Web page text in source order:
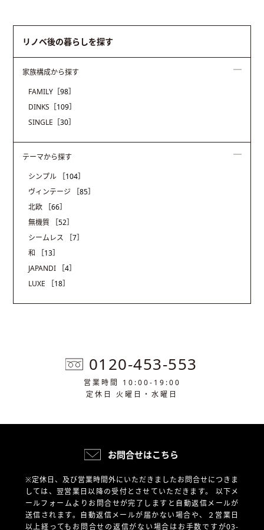
リノベ後の暮らしを探す
家族構成から探す
FAMILY ［98］
DINKS ［109］
SINGLE ［30］
テーマから探す
シンプル
［104］
ヴィンテージ
［85］
北欧
［66］
無機質
［52］
シームレス
［7］
和
［13］
JAPANDI
［4］
LUXE
［18］
0120-453-553
営業時間 10:00-19:00
定休日 火曜日・水曜日
お問合せはこちら
※定休日、及び営業時間外にいただきましたお問合せにつきま
しては、翌営業日以降の受付とさせていただきます。 以下メ
ールフォームよりお問合せが完了しますと自動返信メールが
送信されます。自動返信メールが届かない場合や、
２営業日
以上経ってもお問合せの返信がない場合はお手数ですが03-